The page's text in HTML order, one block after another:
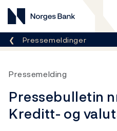
Norges Bank
Her er du nå:
Pressemeldinger
Pressemelding
Pressebulletin
Kreditt- og